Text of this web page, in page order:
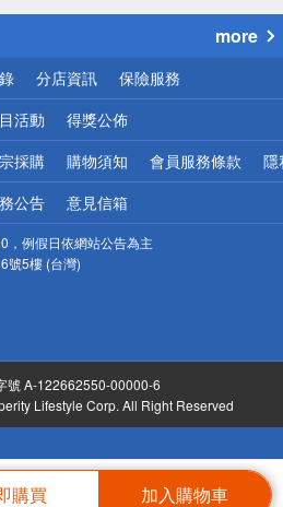
購買 加入購物車
小心！
more
分店資訊 保險服務
活動 得獎公佈
採購 購物須知 會員服務條款 隱
公告 意見信箱
，例假日依網站公告為主
號5樓 (台灣)
號 A-122662550-00000-6
Lifestyle Corp. All Right Reserved